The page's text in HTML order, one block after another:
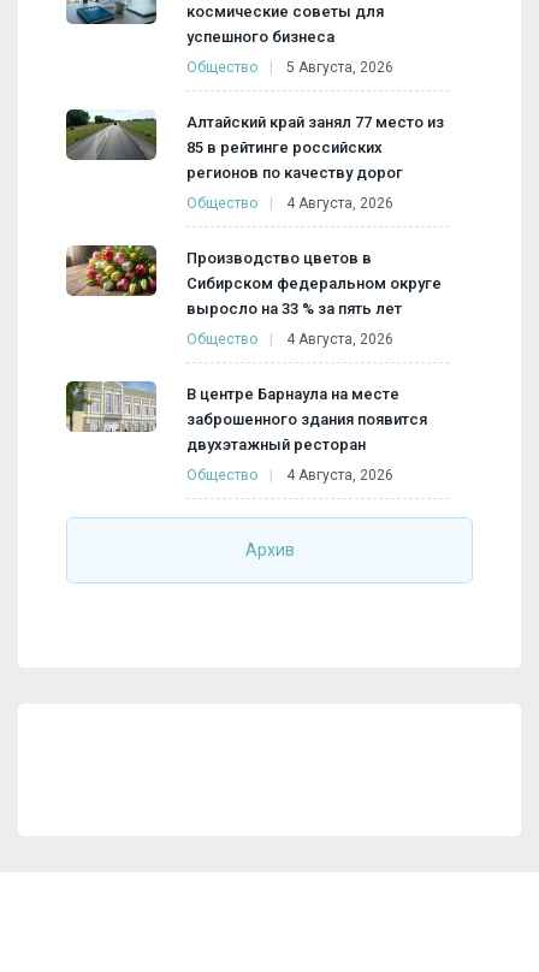
космические советы для
успешного бизнеса
Общество 5 Августа, 2026
Алтайский край занял 77 место из
85 в рейтинге российских
регионов по качеству дорог
Общество 4 Августа, 2026
Производство цветов в
Сибирском федеральном округе
выросло на 33 % за пять лет
Общество 4 Августа, 2026
В центре Барнаула на месте
заброшенного здания появится
двухэтажный ресторан
Общество 4 Августа, 2026
Архив